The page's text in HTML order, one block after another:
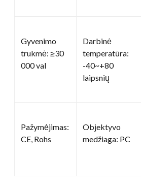
Gyvenimo
trukmė: ≥30
000 val
Darbinė
temperatūra:
-40~+80
laipsnių
Pažymėjimas:
CE, Rohs
Objektyvo
medžiaga: PC